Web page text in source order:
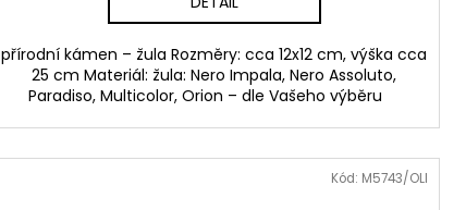
přírodní kámen – žula Rozměry: cca 12x12 cm, výška cca
25 cm Materiál: žula: Nero Impala, Nero Assoluto,
Paradiso, Multicolor, Orion – dle Vašeho výběru
Kód: M5743/OLI